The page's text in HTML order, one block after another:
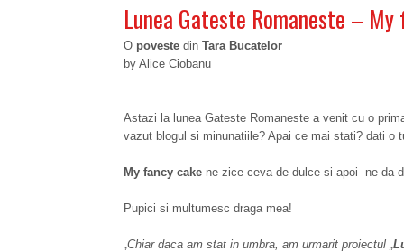
Lunea Gateste Romaneste –
O poveste din Tara Bucatelor
by Alice Ciobanu
Astazi la lunea Gateste Romaneste a venit cu o
vazut blogul si minunatiile? Apai ce mai stati? dati o
My fancy cake ne zice ceva de dulce si apoi ne da
Pupici si multumesc draga mea!
„Chiar daca am stat in umbra, am urmarit proiectul „